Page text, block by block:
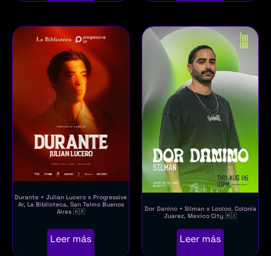
Durante + Julian Lucero x Progressive
Ar, La Biblioteca, San Telmo Buenos
Aires 🇦🇷
Leer más
Dor Danino + Silman x Looloo, Colonia
Juarez, Mexico City 🇲🇽
Leer más